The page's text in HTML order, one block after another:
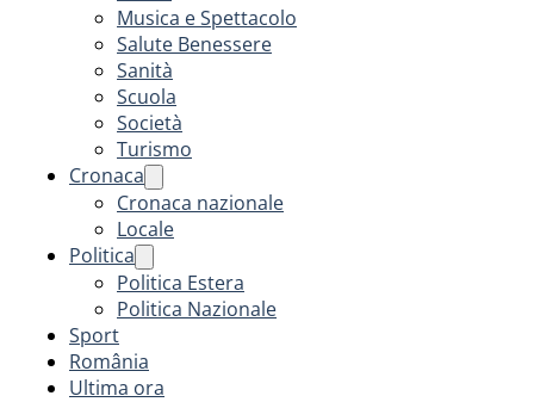
Musica e Spettacolo
Salute Benessere
Sanità
Scuola
Società
Turismo
Cronaca
Cronaca nazionale
Locale
Politica
Politica Estera
Politica Nazionale
Sport
România
Ultima ora